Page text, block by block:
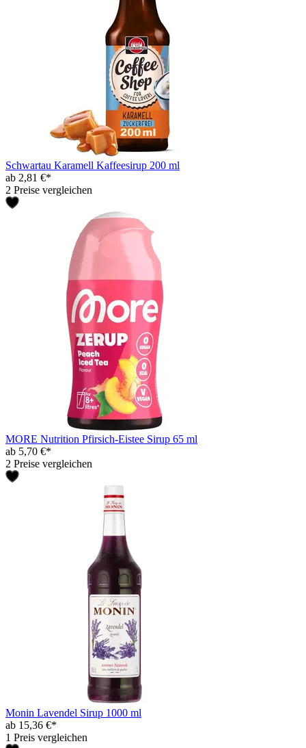
Schwartau Karamell Kaffeesirup 200 ml
ab 2,81 €*
2 Preise vergleichen
MORE Nutrition Pfirsich-Eistee Sirup 65 ml
ab 5,70 €*
2 Preise vergleichen
Monin Lavendel Sirup 1000 ml
ab 15,36 €*
1 Preis vergleichen